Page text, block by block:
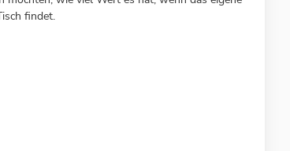
findet.